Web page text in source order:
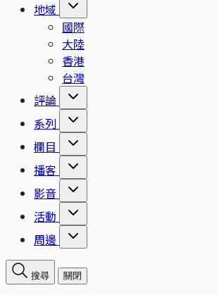
地域
國際
大陸
香港
台灣
評論
系列
欄目
播客
影音
活動
周邊
搜尋 關閉